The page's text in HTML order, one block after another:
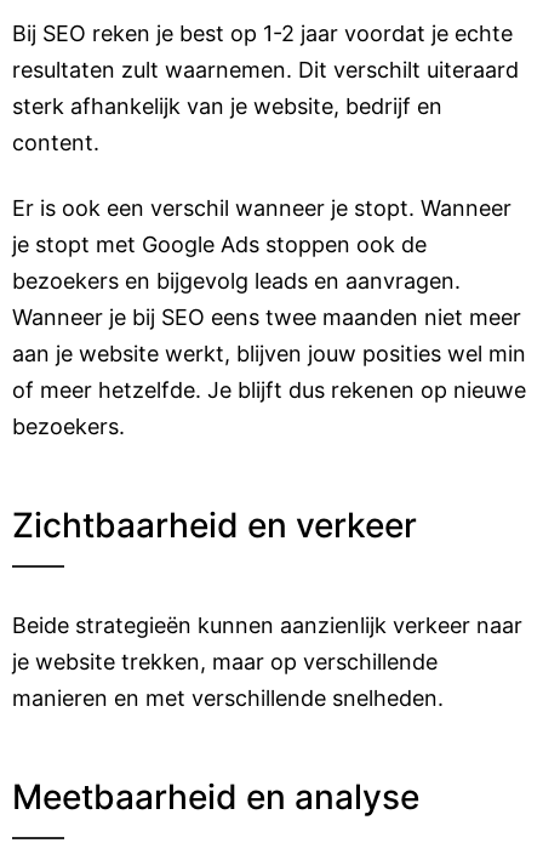
Bij SEO reken je best op 1-2 jaar voordat je echte
resultaten zult waarnemen. Dit verschilt uiteraard
sterk afhankelijk van je website, bedrijf en
content.
Er is ook een verschil wanneer je stopt. Wanneer
je stopt met Google Ads stoppen ook de
bezoekers en bijgevolg leads en aanvragen.
Wanneer je bij SEO eens twee maanden niet meer
aan je website werkt, blijven jouw posities wel min
of meer hetzelfde. Je blijft dus rekenen op nieuwe
bezoekers.
Zichtbaarheid en verkeer
Beide strategieën kunnen aanzienlijk verkeer naar
je website trekken, maar op verschillende
manieren en met verschillende snelheden.
Meetbaarheid en analyse